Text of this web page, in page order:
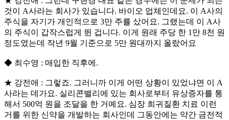
것이 A사라는 회사가 있습니다. 바이오 업체인데요. 이 A사의
주식을 자기가 개인적으로 3만 주를 샀어요. 그랬는데 이 A사
의 주식이 갑작스럽게 뛴 겁니다. 이게 원래 주당 한 1만 8천 원
정도였는데 작년 9월 기준으로 5만 원대까지 올랐어요
◆ 최수영 : 매입한 직후에.
★ 강전애 : 그렇죠. 그러니까 이게 어떤 상황이 있었냐면 이 A
사라는 데가요. 실리콘밸리에 있는 회사로부터 유상증자를 통
해서 500억 원을 조달을 한 거예요. 심장 희귀질환 치료 이런
거를 위한 신약을 개발하는 회사인데 그동안에는 약간 금전적